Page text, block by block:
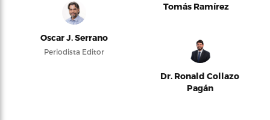
Oscar J. Serrano
Periodista Editor
Tomás Ramírez
Dr. Ronald Collazo
Pagán